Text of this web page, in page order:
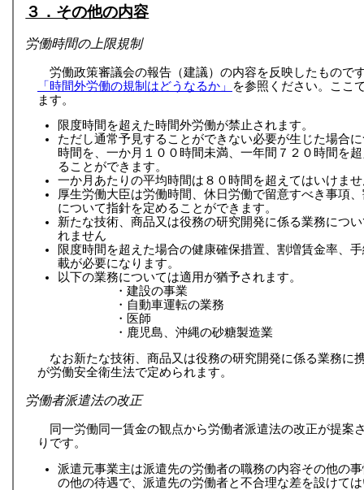
３．その他の内容
労働時間の上限規制
労働政策審議会の報告（建議）の内容を反映したもので
「時間外労働の規制はどうなるか」
を参照ください。ここ
ます。
限度時間を超えた時間外労働が禁止されます。
ただし通常予見することができない必要が生じた場合
時間を、一か月１００時間未満、一年間７２０時間を
ることができます。
一か月あたりの平均時間は８０時間を超えてはいけま
厚生労働大臣は労働時間、休日労働で留意すべき事項
について指針を定めることができます。
新たな技術、商品又は役務の研究開発に係る業務につ
れません
限度時間を超えた場合の健康確保措置、割増賃金率、
載が必要になります。
以下の業務については適用が猶予されます。
・建設の事業
・自動車運転の業務
・医師
・鹿児島、沖縄の砂糖製造業
なお新たな技術、商品又は役務の研究開発に係る業務に
が労働安全衛生法で定められます。
労働者派遣法の改正
同一労働同一賃金の観点から労働者派遣法の改正が提案
りです。
派遣元事業主は派遣先の労働者の職務の内容その他の
の他の待遇で、派遣先の労働者と不合理な差を設けて